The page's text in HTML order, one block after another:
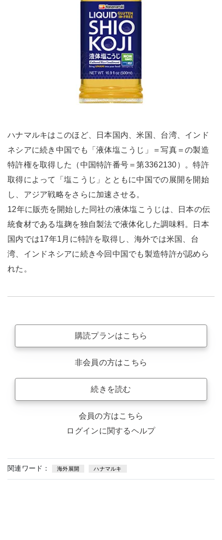
ハナマルキはこのほど、日本国内、米国、台湾、インド
ネシアに続き中国でも「液体塩こうじ」＝写真＝の製造
特許権を取得した（中国特許番号＝第3362130）。特許
取得によって「塩こうじ」とともに中国での展開を開始
し、アジア戦略をさらに加速させる。
12年に販売を開始した同社の液体塩こうじは、日本の伝
統食材である塩麹を独自製法で液体化した調味料。日本
国内では17年1月に特許を取得し、海外では米国、台
湾、インドネシアに続き今回中国でも製造特許が認めら
れた。
購読プランはこちら
非会員の方はこちら
続きを読む
会員の方はこちら
ログインに関するヘルプ
関連ワード： 海外展開 ハナマルキ